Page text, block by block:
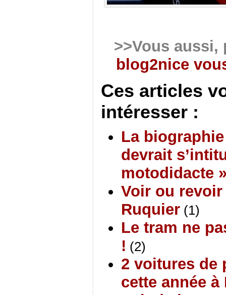
>>Vous aussi,
blog2nice
Ces articles
intéresser :
La
devrait
motodidacte
Voir ou
Ruquier(1)
Le tram ne
! (2)
2 voitures de
cette année